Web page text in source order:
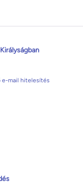
e-mail hitelesítés